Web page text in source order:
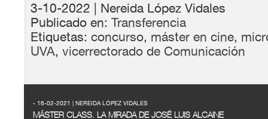
3-10-2022 | Nereida López Vidales
Publicado en: Transferencia
Etiquetas: concurso, máster en cine,
UVA, vicerrectorado de Comunicación
- 16-02-2021 | NEREIDA LÓPEZ VIDALES
MÁSTER CLASS. LA MIRADA DE JOSÉ LUIS ALCAINE